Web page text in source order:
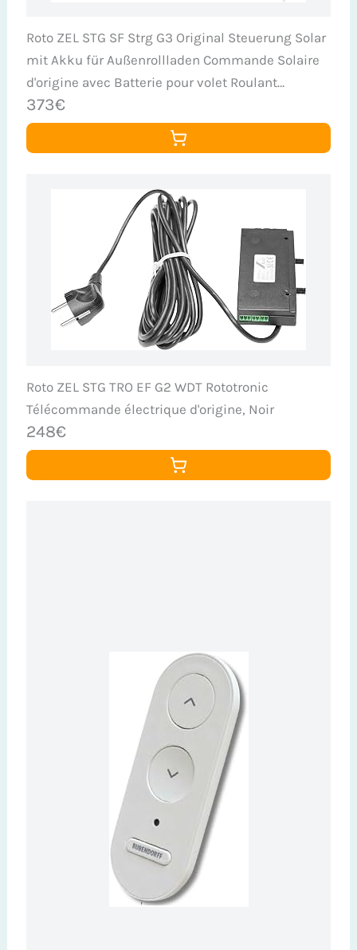
Roto ZEL STG SF Strg G3 Original Steuerung Solar
mit Akku für Außenrollladen Commande Solaire
d'origine avec Batterie pour volet Roulant
extérieur ZRO RT2, argenté
373€
Roto ZEL STG TRO EF G2 WDT Rototronic
Télécommande électrique d'origine, Noir
248€